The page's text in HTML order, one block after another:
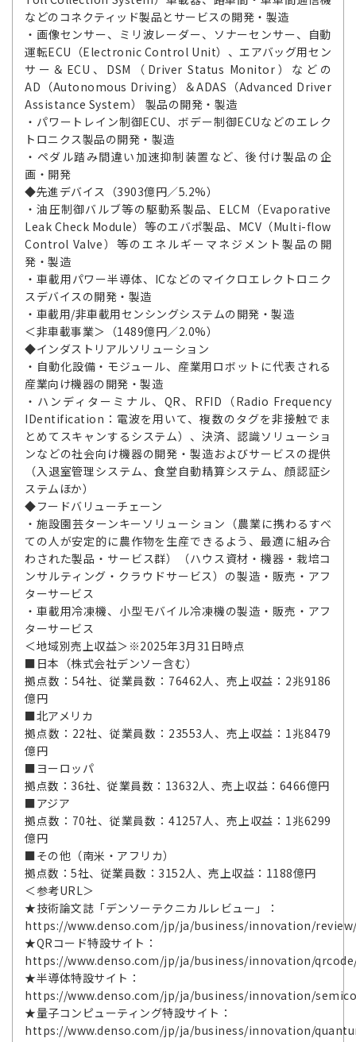
などのコネクティッド製品とサービスの開発・製造
・画像センサー、ミリ波レーダー、ソナーセンサー、自動
運転ECU（Electronic Control Unit）、エアバッグ用セン
サー＆ECU、DSM（Driver Status Monitor）などの
AD（Autonomous Driving）＆ADAS（Advanced Driver
Assistance System） 製品の開発・製造
・パワートレイン制御ECU、ボデー制御ECUなどのエレク
トロニクス製品の開発・製造
・ペダル踏み間違い加速抑制装置など、後付け製品の企
画・開発
◆先進デバイス（3903億円／5.2%）
・油圧制御バルブ等の駆動系製品、ELCM（Evaporative
Leak Check Module）等のエバポ製品、MCV（Multi-flow
Control Valve）等のエネルギーマネジメント製品の開
発・製造
・車載用パワー半導体、ICなどのマイクロエレクトロニク
スデバイスの開発・製造
・車載用/非車載用センシングシステムの開発・製造
＜非車載事業＞（1489億円／2.0%）
◆インダストリアルソリューション
・自動化設備・モジュール、産業用ロボットに代表される
産業向け機器の開発・製造
・ハンディターミナル、QR、RFID（Radio Frequency
IDentification：電波を用いて、複数のタグを非接触でま
とめてスキャンするシステム）、決済、認識ソリューショ
ンなどの社会向け機器の開発・製造およびサービスの提供
（入退室管理システム、食堂自動精算システム、顔認証シ
ステムほか）
◆フードバリューチェーン
・施設園芸ターンキーソリューション（農業に携わるすべ
ての人が安定的に農作物を生産できるよう、最適に組み合
わされた製品・サービス群）（ハウス資材・機器・栽培コ
ンサルティング・クラウドサービス）の製造・販売・アフ
ターサービス
・車載用冷凍機、小型モバイル冷凍機の製造・販売・アフ
ターサービス
＜地域別売上収益＞※2025年3月31日時点
■日本（株式会社デンソー含む）
拠点数：54社、従業員数：76462人、売上収益：2兆9186
億円
■北アメリカ
拠点数：22社、従業員数：23553人、売上収益：1兆8479
億円
■ヨーロッパ
拠点数：36社、従業員数：13632人、売上収益：6466億円
■アジア
拠点数：70社、従業員数：41257人、売上収益：1兆6299
億円
■その他（南米・アフリカ）
拠点数：5社、従業員数：3152人、売上収益：1188億円
＜参考URL＞
★技術論文誌「デンソーテクニカルレビュー」：
https://www.denso.com/jp/ja/business/innovation/
★QRコード特設サイト：
https://www.denso.com/jp/ja/business/innovation/
★半導体特設サイト：
https://www.denso.com/jp/ja/business/innovation/
★量子コンピューティング特設サイト：
https://www.denso.com/jp/ja/business/innovation/